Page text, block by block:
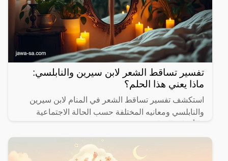
تفسير تساقط الشعر لابن سيرين والنابلسي:
ماذا يعني هذا الحلم؟
استكشف تفسير تساقط الشعر في المنام لابن سيرين
والنابلسي ومعانيه المختلفة حسب الحالة الاجتماعية